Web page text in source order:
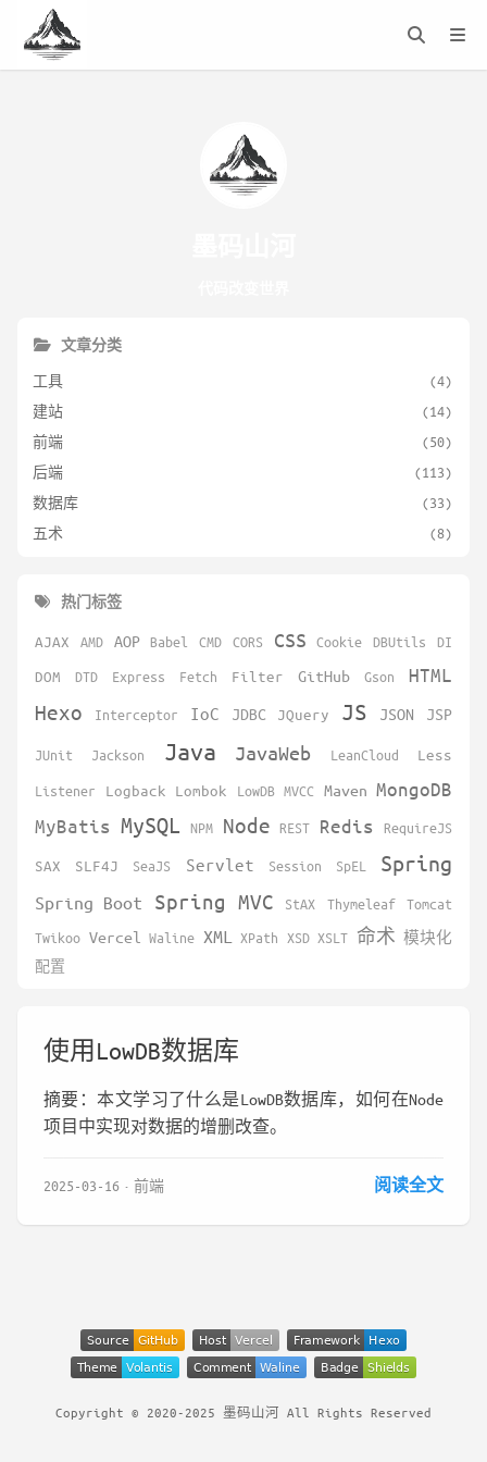
使用LowDB数据库
摘要：本文学习了什么是LowDB数据库，如何在Node
项目中实现对数据的增删改查。
2025-03-16 前端 阅读全文
文章分类
工具
(4)
建站
(14)
前端
(50)
后端
(113)
数据库
(33)
五术
(8)
热门标签
AJAX AMD AOP Babel CMD CORS CSS Cookie DBUtils
DI
DOM
DTD Express Fetch Filter GitHub Gson HTML
Hexo Interceptor IoC JDBC JQuery JS JSON JSP
JUnit Jackson Java JavaWeb LeanCloud
Less
Listener
Logback Lombok LowDB MVCC Maven MongoDB
MyBatis MySQL NPM Node REST Redis RequireJS
SAX SLF4J SeaJS Servlet Session SpEL Spring
Spring Boot Spring MVC StAX Thymeleaf
Tomcat
Twikoo Vercel Waline XML XPath XSD XSLT 命术 模块化
配置
Copyright © 2020-2025 墨码山河 All Rights Reserved